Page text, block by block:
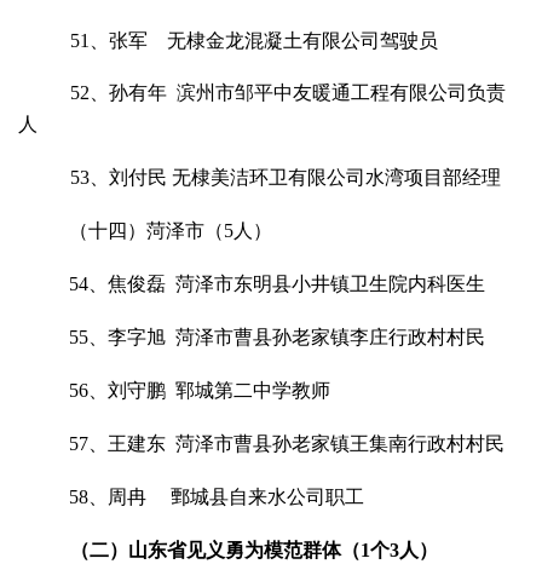
51、张军 无棣金龙混凝土有限公司驾驶员
52、孙有年 滨州市邹平中友暖通工程有限公司负责
人
53、刘付民 无棣美洁环卫有限公司水湾项目部经理
（十四）菏泽市（5人）
54、焦俊磊 菏泽市东明县小井镇卫生院内科医生
55、李字旭 菏泽市曹县孙老家镇李庄行政村村民
56、刘守鹏 郓城第二中学教师
57、王建东 菏泽市曹县孙老家镇王集南行政村村民
58、周冉 鄄城县自来水公司职工
（二）山东省见义勇为模范群体（1个3人）